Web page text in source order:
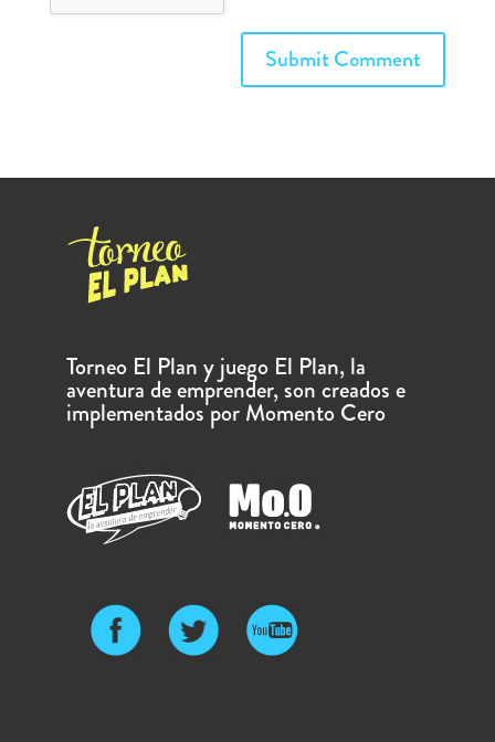
Torneo El Plan y juego El Plan, la
aventura de emprender, son creados e
implementados por Momento Cero